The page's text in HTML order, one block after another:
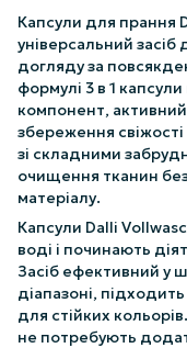
Капсули для прання
універсальний
догляду за
формулі 3 в 1
компонент, активний
збереження
зі складними
очищення тканин
матеріалу.
Капсули Dalli
воді і починають
Засіб ефективний у
діапазоні,
для стійких
не потребують